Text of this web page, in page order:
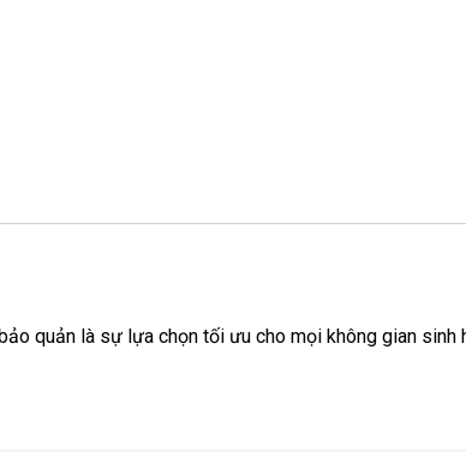
quản là sự lựa chọn tối ưu cho mọi không gian sinh